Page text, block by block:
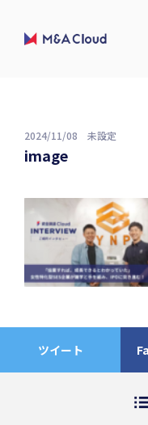
2024/11/08 未設定
image
ツイート